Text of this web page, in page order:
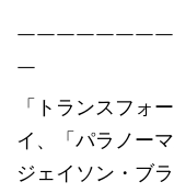
￣￣￣￣￣￣￣
￣
「トランスフォ
イ、「パラノー
ジェイソン・ブ